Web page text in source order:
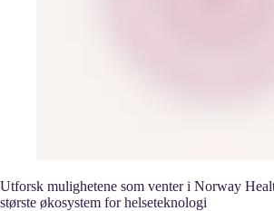
Utforsk mulighetene som venter i Norway
største økosystem for helseteknologi